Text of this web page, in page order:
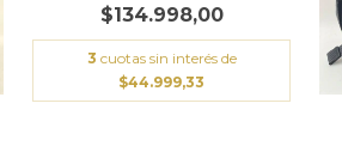
$134.998,00
3 cuotas sin interés de
$44.999,33